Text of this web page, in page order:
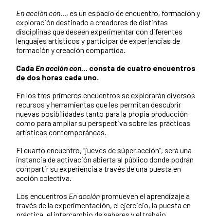
En acción con… , es un espacio de encuentro, formación y
exploración destinado a creadores de distintas
disciplinas que deseen experimentar con diferentes
lenguajes artísticos y participar de experiencias de
formación y creación compartida.
Cada En acción con…
consta de cuatro encuentros
de dos horas cada uno.
En los tres primeros encuentros se explorarán diversos
recursos y herramientas que les permitan descubrir
nuevas posibilidades tanto para la propia producción
como para ampliar su perspectiva sobre las prácticas
artísticas contemporáneas.
El cuarto encuentro, “jueves de súper acción”, será una
instancia de activación abierta al público donde podrán
compartir su experiencia a través de una puesta en
acción colectiva.
Los encuentros En acción promueven el aprendizaje a
través de la experimentación, el ejercicio, la puesta en
práctica, el intercambio de saberes y el trabajo